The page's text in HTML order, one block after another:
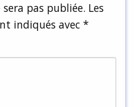
pas publiée. Les
indiqués avec *